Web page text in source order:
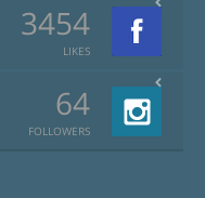
3454
LIKES
64
FOLLOWERS